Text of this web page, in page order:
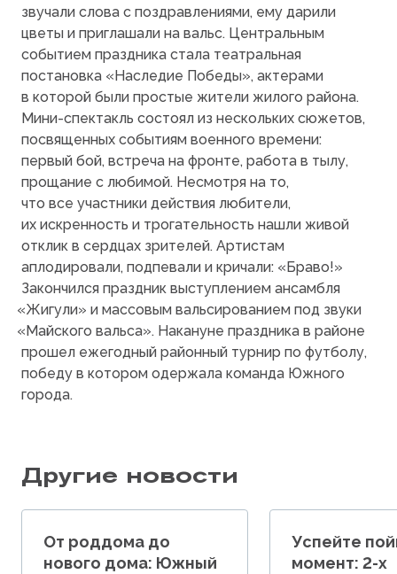
звучали слова с поздравлениями, ему дарили
цветы и приглашали на вальс. Центральным
событием праздника стала театральная
постановка «Наследие Победы», актерами
в которой были простые жители жилого района.
Мини-спектакль состоял из нескольких сюжетов,
посвященных событиям военного времени:
первый бой, встреча на фронте, работа в тылу,
прощание с любимой. Несмотря на то,
что все участники действия любители,
их искренность и трогательность нашли живой
отклик в сердцах зрителей. Артистам
аплодировали, подпевали и кричали: «Браво!»
Закончился праздник выступлением ансамбля
«Жигули» и массовым вальсированием под звуки
«Майского вальса». Накануне праздника в районе
прошел ежегодный районный турнир по футболу,
победу в котором одержала команда Южного
города.
Другие новости
От роддома до
нового дома: Южный
Успейте
момент: 2-х